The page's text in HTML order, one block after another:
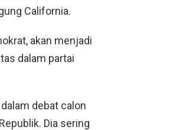
California.
akan menjadi
dalam partai
debat calon
Dia sering